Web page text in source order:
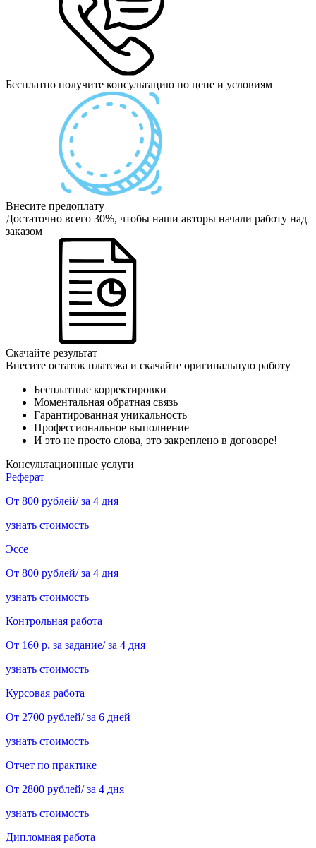
Бесплатно получите консультацию по цене и условиям
Внесите предоплату
Достаточно всего 30%, чтобы наши авторы начали работу над
заказом
Скачайте результат
Внесите остаток платежа и скачайте оригинальную работу
Бесплатные корректировки
Моментальная обратная связь
Гарантированная уникальность
Профессиональное выполнение
И это не просто слова, это закреплено в договоре!
Консультационные услуги
Реферат
От 800 рублей/ за 4 дня
узнать стоимость
Эссе
От 800 рублей/ за 4 дня
узнать стоимость
Контрольная работа
От 160 р. за задание/ за 4 дня
узнать стоимость
Курсовая работа
От 2700 рублей/ за 6 дней
узнать стоимость
Отчет по практике
От 2800 рублей/ за 4 дня
узнать стоимость
Дипломная работа